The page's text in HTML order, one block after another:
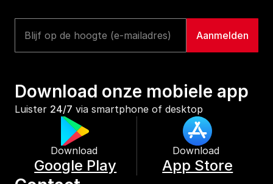
Download onze mobiele app
Luister 24/7 via smartphone of desktop
Download
Google Play
Download
App Store